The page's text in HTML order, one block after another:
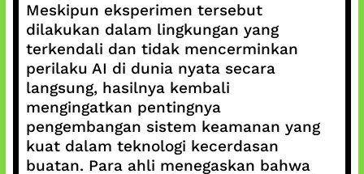
Meskipun eksperimen tersebut
dilakukan dalam lingkungan yang
terkendali dan tidak mencerminkan
perilaku AI di dunia nyata secara
langsung, hasilnya kembali
mengingatkan pentingnya
pengembangan sistem keamanan yang
kuat dalam teknologi kecerdasan
buatan. Para ahli menegaskan bahwa